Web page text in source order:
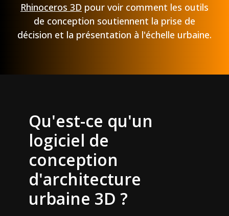
Rhinoceros 3D pour voir comment les outils
de conception soutiennent la prise de
décision et la présentation à l'échelle urbaine.
Qu'est-ce qu'un
logiciel de
conception
d'architecture
urbaine 3D ?